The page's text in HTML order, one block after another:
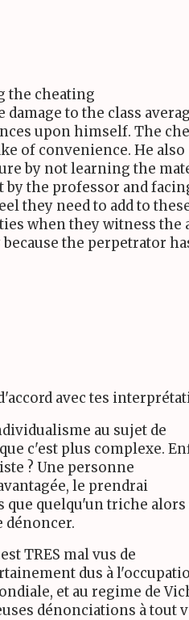
the cheating
to the class
upon himself. The
of convenience. He also
by not learning the
by the professor and
they need to add to
when they witness the
the perpetrator
avec tes
au sujet de
c'est plus complexe.
? Une personne
le prendrai
quelqu'un triche alors
dénoncer.
TRES mal vus de
dus à
et au regime de
dénonciations à tout